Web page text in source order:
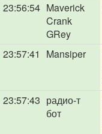
23:56:54 Maverick
Crank
GRey
23:57:41 Mansiper
23:57:43 радио-т
бот